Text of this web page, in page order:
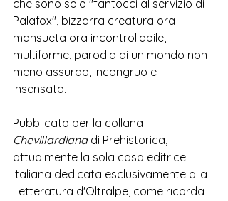
che sono solo "fantocci al servizio di
Palafox", bizzarra creatura ora
mansueta ora incontrollabile,
multiforme, parodia di un mondo non
meno assurdo, incongruo e
insensato.
Pubblicato per la collana
Chevillardiana di Prehistorica,
attualmente la sola casa editrice
italiana dedicata esclusivamente alla
Letteratura d'Oltralpe, come ricorda